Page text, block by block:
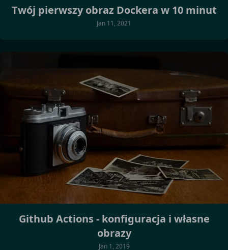
Twój pierwszy obraz Dockera w 10 minut
Jan 11, 2021
Github Actions - konfiguracja i własne
obrazy
Jan 1, 2019